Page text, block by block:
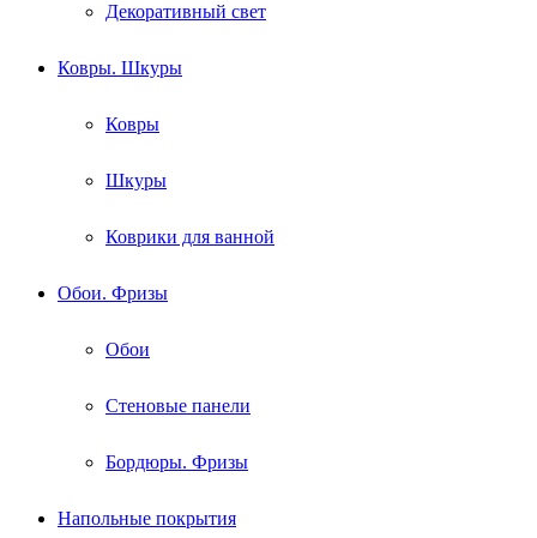
Декоративный свет
Ковры. Шкуры
Ковры
Шкуры
Коврики для ванной
Обои. Фризы
Обои
Стеновые панели
Бордюры. Фризы
Напольные покрытия